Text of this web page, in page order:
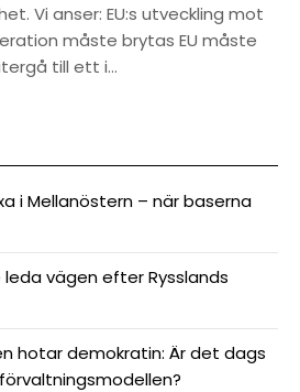
Vi anser: EU:s utveckling mot
måste brytas EU måste
till ett i…
i Mellanöstern – när baserna
vägen efter Rysslands
hotar demokratin: Är det dags